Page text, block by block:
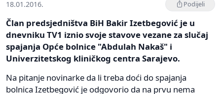
18.01.2016. Podijeli
Član predsjedništva BiH Bakir Izetbegović je u
dnevniku TV1 iznio svoje stavove vezane za slučaj
spajanja Opće bolnice "Abdulah Nakaš" i
Univerzitetskog kliničkog centra Sarajevo.
Na pitanje novinarke da li treba doći do spajanja
bolnica Izetbegović je odgovorio da na prvu nema